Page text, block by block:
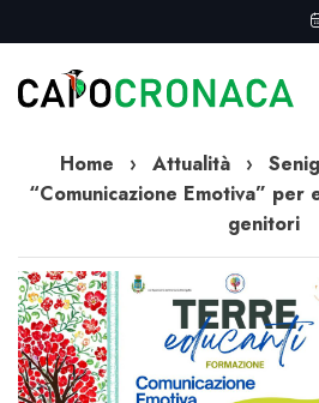
Home › Attualità ›
“Comunicazione Emotiva”
genitori